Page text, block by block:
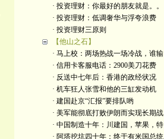
· 投资理财：你最好的朋友就是。。
· 投资理财：低调奢华与浮夸浪费
· 投资理财三原则
【他山之石】
· 马上校：两场热战一场冷战，谁输
· 信用卡客服电话：2900美刀花费
· 反送中七年后：香港的政经状况
· 机车狂人张雪和他的三缸发动机
· 建国赴京“汇报”要排队哟
· 美军能彻底打败伊朗而实现长期战
· 中国制造十年：川建国，苹果，特
· 阿塔挖坑四十年：终于有米国总统